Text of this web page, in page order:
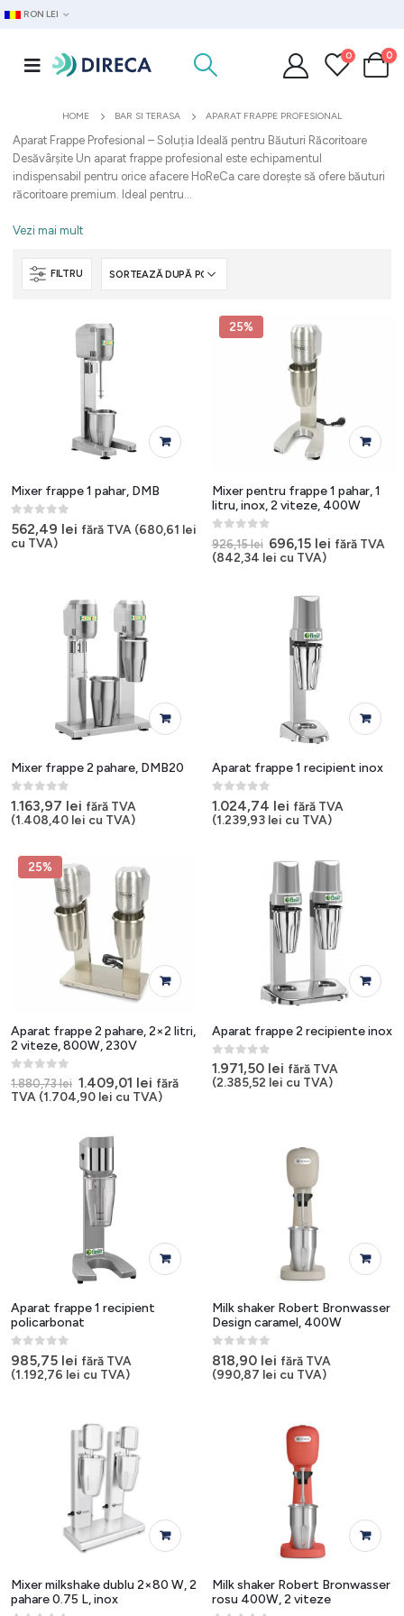
RON LEI
0 0
HOME BAR SI TERASA APARAT FRAPPE PROFESIONAL
Aparat Frappe Profesional – Soluția Ideală pentru Băuturi Răcoritoare
Desăvârșite Un aparat frappe profesional este echipamentul
indispensabil pentru orice afacere HoReCa care dorește să ofere băuturi
răcoritoare premium. Ideal pentru...
Vezi mai mult
FILTRU
Mixer frappe 1 pahar, DMB
0out of 5
562,49 lei fără TVA (680,61 lei
cu TVA)
25%
Mixer pentru frappe 1 pahar, 1
litru, inox, 2 viteze, 400W
0out of 5
926,15lei Prețul
inițial
926,15 lei.
696,15 lei Prețul
fără TVA
(842,34 lei cu TVA)
Mixer frappe 2 pahare, DMB20
0 out of 5
1.163,97 lei fără TVA
(1.408,40 lei cu TVA)
Aparat frappe 1 recipient inox
0 out of 5
1.024,74 lei fără TVA
(1.239,93 lei cu TVA)
25%
Aparat frappe 2 pahare, 2×2 litri,
2 viteze, 800W, 230V
0 out of 5
1.880,73lei Prețul
inițial
1.880,73 lei.
1.409,01 leiPrețul
curent
fără
TVA (1.704,90 lei cu TVA)
Aparat frappe 2 recipiente inox
0 out of 5
1.971,50 lei fără TVA
(2.385,52 lei cu TVA)
Aparat frappe 1 recipient
policarbonat
0out of 5
985,75 lei fără TVA
(1.192,76 lei cu TVA)
Milk shaker Robert Bronwasser
Design caramel, 400W
0out of 5
818,90 lei fără TVA
(990,87 lei cu TVA)
Mixer milkshake dublu 2×80 W, 2
pahare 0.75 L, inox
Milk shaker Robert Bronwasser
rosu 400W, 2 viteze